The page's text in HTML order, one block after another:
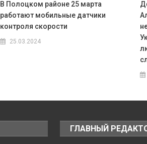
В Полоцком районе 25 марта
работают мобильные датчики
контроля скорости
25.03.2024
ГЛАВНЫЙ